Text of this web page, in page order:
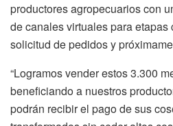
productores agropecuarios con
de canales virtuales para etapas
solicitud de pedidos y
“Logramos vender estos 3.300
beneficiando a nuestros
podrán recibir el pago de sus